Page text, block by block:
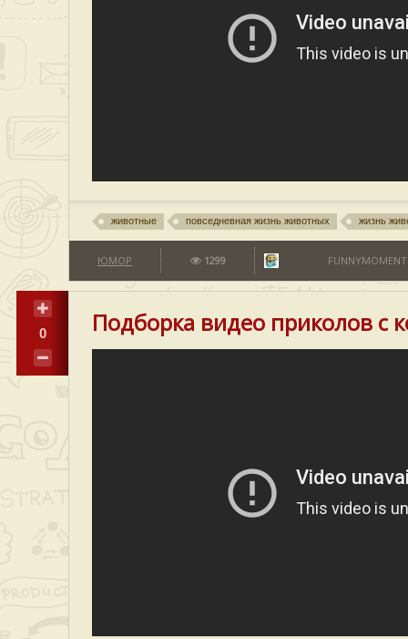
животные повседневная жизнь животных жизнь
ЮМОР 1299
0 Подборка видео приколов